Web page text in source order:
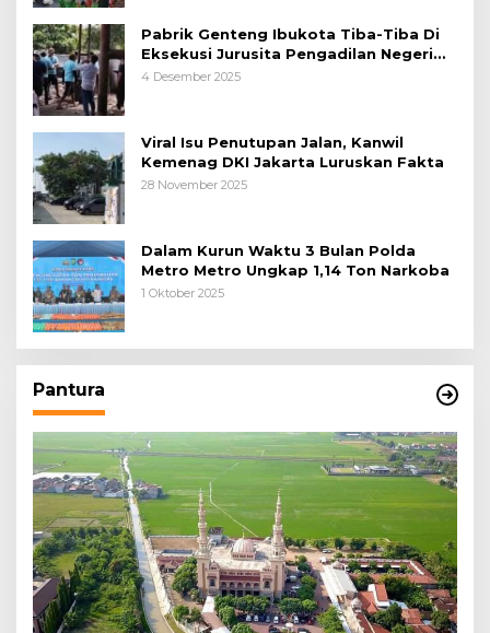
Pabrik Genteng Ibukota Tiba-Tiba Di
Eksekusi Jurusita Pengadilan Negeri
Tangerang, Diduga Cacat Hukum Sejak
4 Desember 2025
Viral Isu Penutupan Jalan, Kanwil
Kemenag DKI Jakarta Luruskan Fakta
28 November 2025
Dalam Kurun Waktu 3 Bulan Polda
Metro Metro Ungkap 1,14 Ton Narkoba
1 Oktober 2025
Pantura